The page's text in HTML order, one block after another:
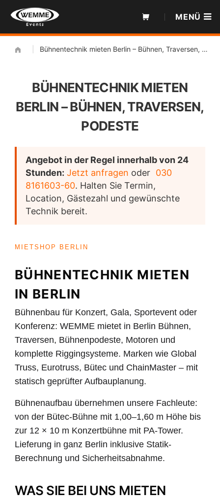
Inhalt
MENÜ
Bühnentechnik mieten Berlin – Bühnen, Traversen, Podeste
BÜHNENTECHNIK MIETEN
BERLIN – BÜHNEN, TRAVERSEN,
PODESTE
Angebot in der Regel innerhalb von 24
Stunden: Jetzt anfragen oder 030
8161603-60. Halten Sie Termin,
Location, Gästezahl und gewünschte
Technik bereit.
MIETSHOP BERLIN
BÜHNENTECHNIK MIETEN
IN BERLIN
Bühnenbau für Konzert, Gala, Sportevent oder
Konferenz: WEMME mietet in Berlin Bühnen,
Traversen, Bühnenpodeste, Motoren und
komplette Riggingsysteme. Marken wie Global
Truss, Eurotruss, Bütec und ChainMaster – mit
statisch geprüfter Aufbauplanung.
Bühnenaufbau übernehmen unsere Fachleute:
von der Bütec-Bühne mit 1,00–1,60 m Höhe bis
zur 12 × 10 m Konzertbühne mit PA-Tower.
Lieferung in ganz Berlin inklusive Statik-
Berechnung und Sicherheitsabnahme.
WAS SIE BEI UNS MIETEN